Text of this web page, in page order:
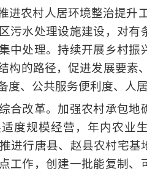
进农村人居环境整治提升
污水处理设施建设，对有
中处理。持续开展乡村振
构的路径，促进发展要素
度、公共服务便利度、人
改革。加强农村承包地
度规模经营，年内农业
进行唐县、赵县农村宅基
工作，创建一批能复制、